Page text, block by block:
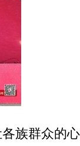
族群众的